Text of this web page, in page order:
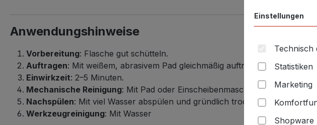
Anwendungshinweise
Vorbereitung: Flasche gut schütteln.
Auftragen: Mit weißem, abrasivem Pad gleichmäßig auftragen.
Einwirkzeit: 2–5 Minuten.
Mechanische Reinigung: Mit Pad oder Einscheibenmaschine bearbeiten.
Nachspülen: Mit viel Wasser abspülen und gründlich trocknen.
Werkzeugreinigung: Mit Wasser
Einstellungen
Statistiken
Marketing
Shopware